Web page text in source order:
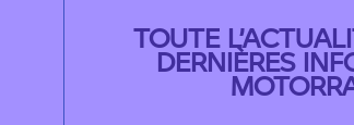
TOUTE
DERNIÈRES